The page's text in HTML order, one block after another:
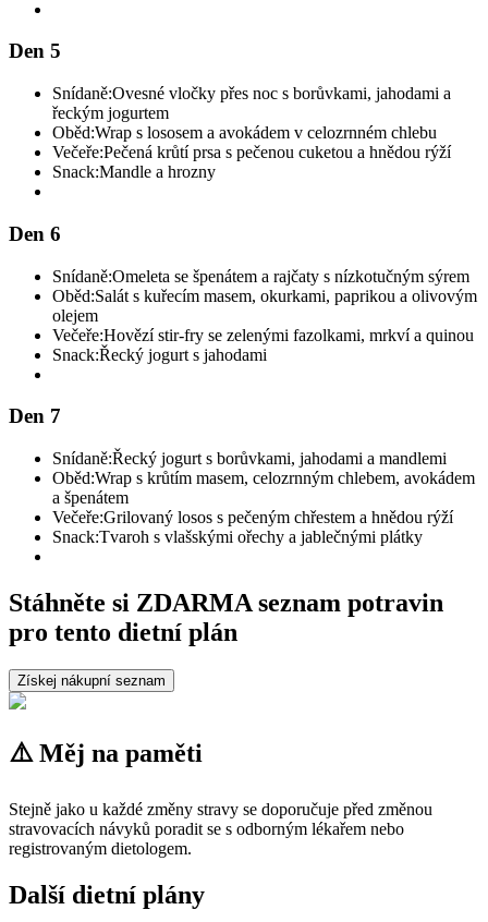
Den 5
Snídaně:Ovesné vločky přes noc s borůvkami, jahodami a
řeckým jogurtem
Oběd:Wrap s lososem a avokádem v celozrnném chlebu
Večeře:Pečená krůtí prsa s pečenou cuketou a hnědou rýží
Snack:Mandle a hrozny
Den 6
Snídaně:Omeleta se špenátem a rajčaty s nízkotučným sýrem
Oběd:Salát s kuřecím masem, okurkami, paprikou a olivovým
olejem
Večeře:Hovězí stir-fry se zelenými fazolkami, mrkví a quinou
Snack:Řecký jogurt s jahodami
Den 7
Snídaně:Řecký jogurt s borůvkami, jahodami a mandlemi
Oběd:Wrap s krůtím masem, celozrnným chlebem, avokádem
a špenátem
Večeře:Grilovaný losos s pečeným chřestem a hnědou rýží
Snack:Tvaroh s vlašskými ořechy a jablečnými plátky
Stáhněte si ZDARMA seznam potravin
pro tento dietní plán
Získej nákupní seznam
⚠️ Měj na paměti
Stejně jako u každé změny stravy se doporučuje před změnou
stravovacích návyků poradit se s odborným lékařem nebo
registrovaným dietologem.
Další dietní plány